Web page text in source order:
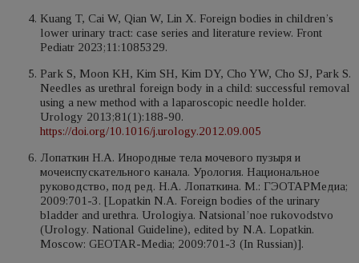
Kuang T, Cai W, Qian W, Lin X. Foreign bodies in children’s
lower urinary tract: case series and literature review. Front
Pediatr 2023;11:1085329.
Park S, Moon KH, Kim SH, Kim DY, Cho YW, Cho SJ, Park S.
Needles as urethral foreign body in a child: successful removal
using a new method with a laparoscopic needle holder.
Urology 2013;81(1):188-90.
https://doi.org/10.1016/j.urology.2012.09.005
Лопаткин Н.А. Инородные тела мочевого пузыря и
мочеиспускательного канала. Урология. Национальное
руководство, под ред. Н.А. Лопаткина. М.: ГЭОТАРМедиа;
2009:701-3. [Lopatkin N.A. Foreign bodies of the urinary
bladder and urethra. Urologiya. Natsional’noe rukovodstvo
(Urology. National Guideline), edited by N.A. Lopatkin.
Moscow: GEOTAR-Media; 2009:701-3 (In Russian)].